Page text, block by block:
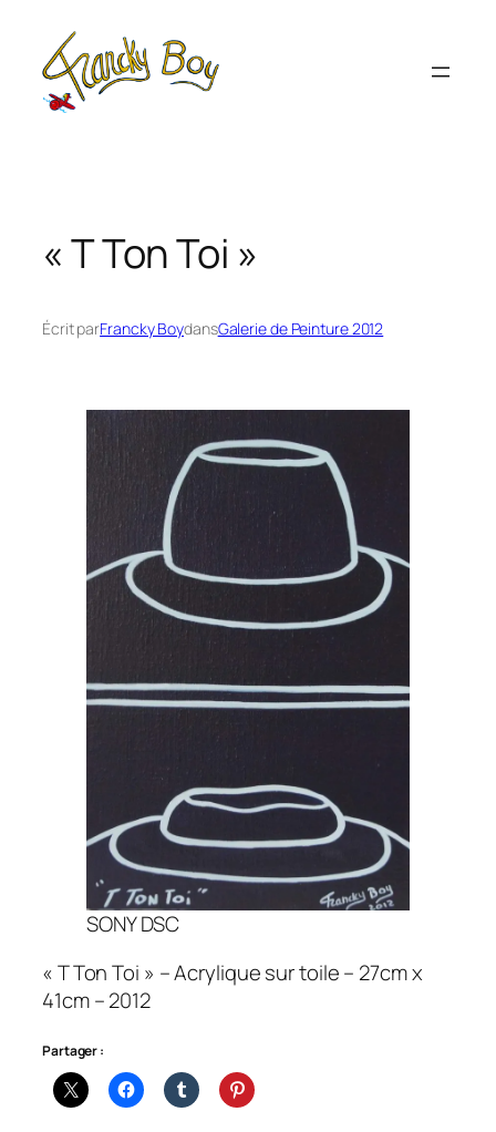
contenu
« T Ton Toi »
Écrit parFrancky BoydansGalerie de Peinture 2012
SONY DSC
« T Ton Toi » – Acrylique sur toile – 27cm x
41cm – 2012
Partager :